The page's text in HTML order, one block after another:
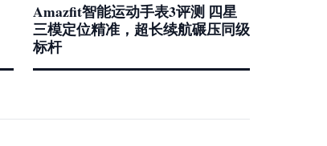
Amazfit智能运动手表3评测 四星
三模定位精准，超长续航碾压同级
标杆